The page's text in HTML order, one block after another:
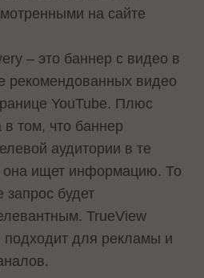
на сайте
– это баннер с видео в
рекомендованных видео
YouTube. Плюс
том, что баннер
аудитории в те
она ищет информацию. То
запрос будет
TrueView
подходит для рекламы и